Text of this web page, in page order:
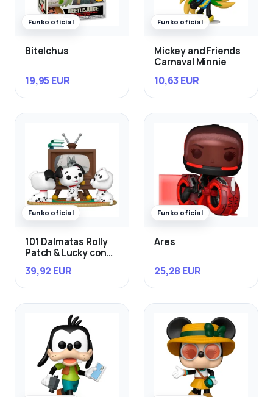
Funko oficial
Bitelchus
19,95 EUR
Funko oficial
Mickey and Friends
Carnaval Minnie
10,63 EUR
Funko oficial
101 Dalmatas Rolly
Patch & Lucky con
39,92 EUR
Funko oficial
Ares
25,28 EUR